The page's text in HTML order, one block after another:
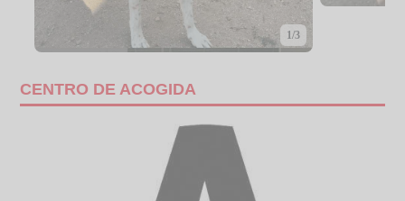
1/3
CENTRO DE ACOGIDA